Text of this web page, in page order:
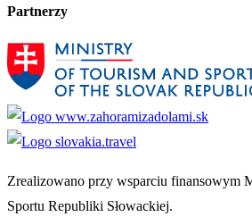
Partnerzy
Zrealizowano przy wsparciu finansowym
Sportu Republiki Słowackiej.